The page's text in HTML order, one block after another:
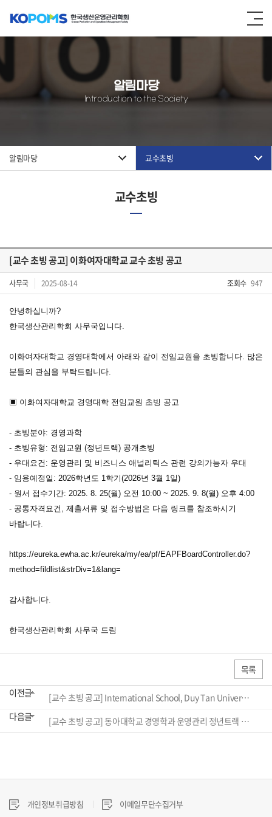
알림마당
Introduction to the Society
알림마당 교수초빙
교수초빙
[교수 초빙 공고] 이화여자대학교 교수 초빙 공고
사무국 2025-08-14 조회수 947
안녕하십니까?
한국생산관리학회 사무국입니다.
이화여자대학교 경영대학에서 아래와 같이 전임교원을 초빙합니다. 많은
분들의 관심을 부탁드립니다.
▣ 이화여자대학교 경영대학 전임교원 초빙 공고
- 초빙분야: 경영과학
- 초빙유형: 전임교원 (정년트랙) 공개초빙
- 우대요건: 운영관리 및 비즈니스 애널리틱스 관련 강의가능자 우대
- 임용예정일: 2026학년도 1학기(2026년 3월 1일)
- 원서 접수기간: 2025. 8. 25(월) 오전 10:00 ~ 2025. 9. 8(월) 오후 4:00
- 공통자격요건, 제출서류 및 접수방법은 다음 링크를 참조하시기
바랍니다.
https://eureka.ewha.ac.kr/eureka/my/ea/pf/EAPFBoardController.do?
method=fildlist&strDiv=1&lang=
감사합니다.
한국생산관리학회 사무국 드림
목록
이전글
[교수 초빙 공고] International School, Duy Tan University Faculty Recruitment Announcement
다음글
[교수 초빙 공고] 동아대학교 경영학과 운영관리 정년트랙 교수초빙 공고
개인정보취급방침 이메일무단수집거부